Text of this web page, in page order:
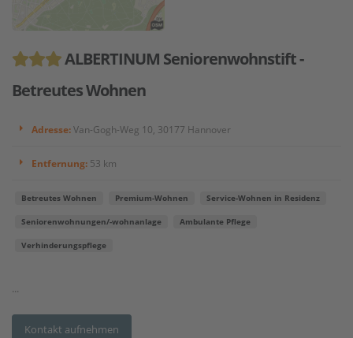
ALBERTINUM Seniorenwohnstift -
Betreutes Wohnen
Adresse:Van-Gogh-Weg 10, 30177 Hannover
Entfernung: 53 km
Betreutes Wohnen Premium-Wohnen Service-Wohnen in Residenz
Seniorenwohnungen/-wohnanlage Ambulante Pflege
Verhinderungspflege
...
Kontakt aufnehmen